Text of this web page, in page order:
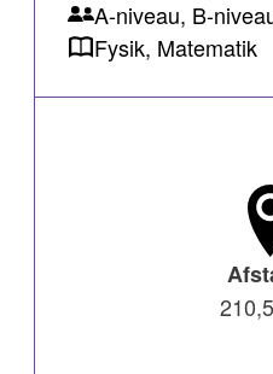
A-niveau, B-
Fysik, Matematik